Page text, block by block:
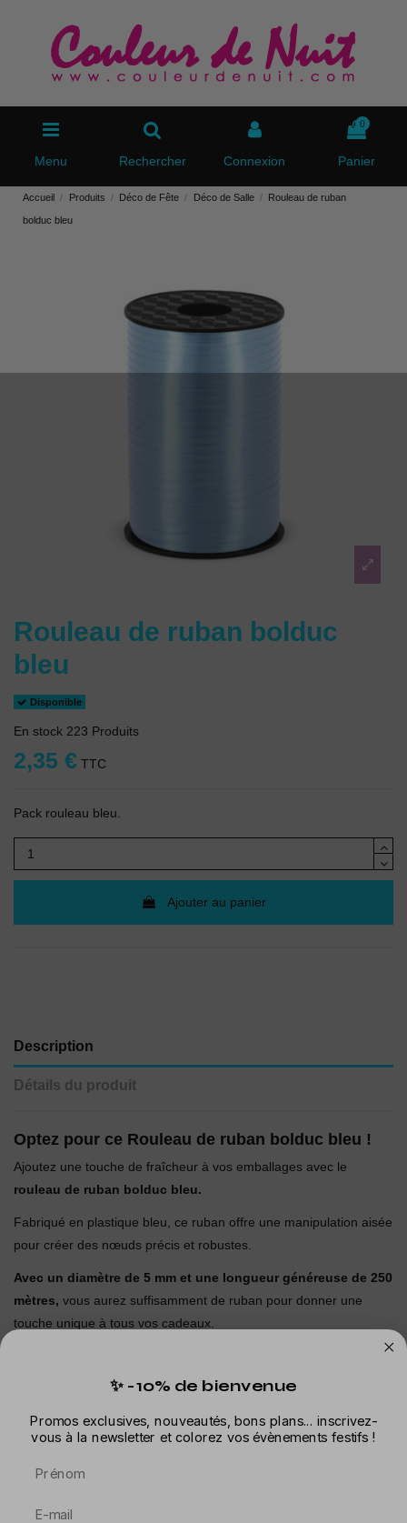
Menu Rechercher Connexion
0
Panier
Accueil Produits Déco de Fête Déco de Salle Rouleau de ruban
bolduc bleu
Rouleau de ruban bolduc
bleu
Disponible
En stock 223 Produits
2,35 € TTC
Pack rouleau bleu.
Ajouter au panier
Description
Détails du produit
Optez pour ce Rouleau de ruban bolduc bleu !
Ajoutez une touche de fraîcheur à vos emballages avec le
rouleau de ruban bolduc bleu.
Fabriqué en plastique bleu, ce ruban offre une manipulation aisée
pour créer des nœuds précis et robustes.
Avec un diamètre de 5 mm et une longueur généreuse de 250
mètres, vous aurez suffisamment de ruban pour donner une
touche unique à tous vos cadeaux.
spéciaux, ce ruban bolduc bleu apportera une touche de couleur
Optez pour ce rouleau de ruban et ajoutez une touche de style à
✨ -10% de bienvenue
Promos exclusives, nouveautés, bons plans... inscrivez-
vous à la newsletter et colorez vos évènements festifs !